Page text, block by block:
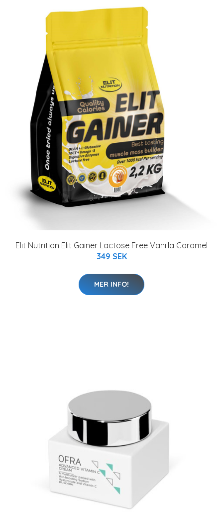
Elit Nutrition Elit Gainer Lactose Free Vanilla Caramel
349 SEK
MER INFO!